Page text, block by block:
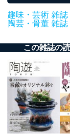
用・提供・管
東京都渋谷
代表取締役
個人情報保
田 嘉也
２．利用目的
当社が取り扱
りです。
No
個人情報
趣味・芸術 雑誌
陶芸・骨董 雑誌
この雑誌の